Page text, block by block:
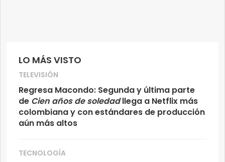
LO MÁS VISTO
TELEVISIÓN
Regresa Macondo: Segunda y última parte
de Cien años de soledadllega a Netflix más
colombiana y con estándares de producción
aún más altos
TECNOLOGÍA